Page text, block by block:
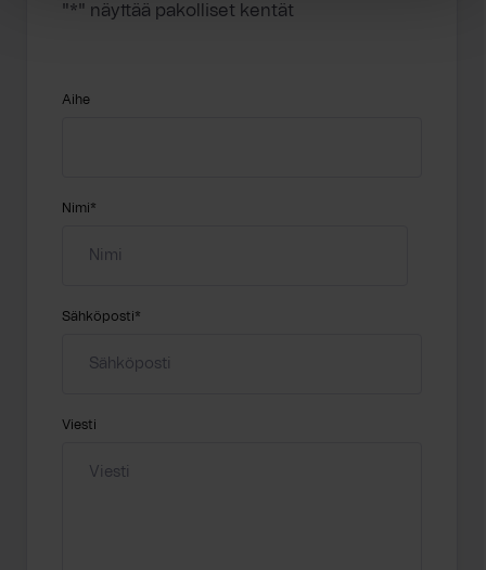
"*" näyttää pakolliset kentät
Aihe
Nimi*
Sähköposti*
Viesti